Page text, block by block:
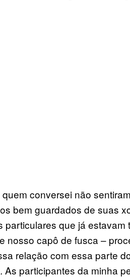
conversei não
bem guardados de suas
particulares que já
nosso capô de fusca –
relação com essa parte
As participantes da minha